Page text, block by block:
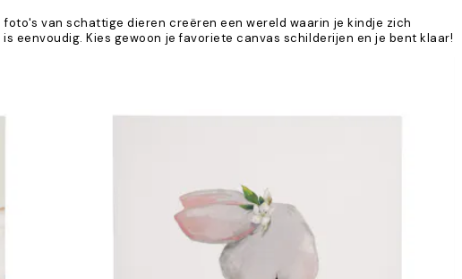
van schattige dieren creëren een wereld waarin je kindje zich
eenvoudig. Kies gewoon je favoriete canvas schilderijen en je bent klaar!